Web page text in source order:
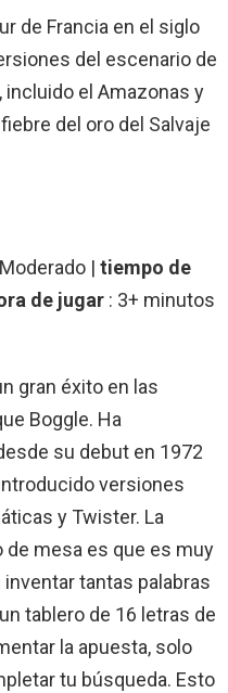
de Francia en el siglo
del escenario de
incluido el Amazonas y
del oro del Salvaje
| tiempo de
de jugar : 3+ minutos
gran éxito en las
Boggle. Ha
su debut en 1972
versiones
y Twister. La
mesa es que es muy
tantas palabras
tablero de 16 letras de
la apuesta, solo
tu búsqueda. Esto